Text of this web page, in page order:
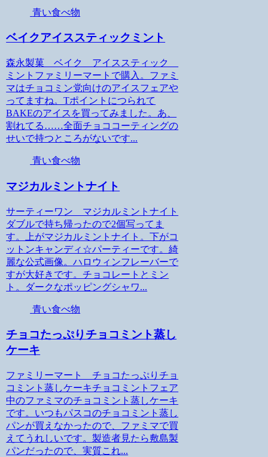
青い食べ物
ベイクアイススティックミント
森永製菓 ベイク アイススティック
ミントファミリーマートで購入。ファミ
マはチョコミン党向けのアイスフェアや
ってますね。Tポイントにつられて
BAKEのアイスを買ってみました。あ、
割れてる……全面チョココーティングの
せいで持つところがないです...
青い食べ物
マジカルミントナイト
サーティーワン マジカルミントナイト
ダブルで持ち帰ったので2個写ってま
す。上がマジカルミントナイト。下がコ
ットンキャンディ☆パーティーです。綺
麗な公式画像。ハロウィンフレーバーで
すが大好きです。チョコレートとミン
ト。ダークなポッピングシャワ...
青い食べ物
チョコたっぷりチョコミント蒸し
ケーキ
ファミリーマート チョコたっぷりチョ
コミント蒸しケーキチョコミントフェア
中のファミマのチョコミント蒸しケーキ
です。いつもパスコのチョコミント蒸し
パンが買えなかったので、ファミマで買
えてうれしいです。製造者見たら敷島製
パンだったので、実質これ...